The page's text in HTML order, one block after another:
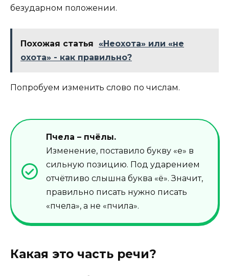
безударном положении.
Похожая статья
«Неохота» или «не
охота» - как правильно?
Попробуем изменить слово по числам.
Пчела – пчёлы.
Изменение, поставило букву «е» в
сильную позицию. Под ударением
отчётливо слышна буква «ё». Значит,
правильно писать нужно писать
«пчела», а не «пчила».
Какая это часть речи?